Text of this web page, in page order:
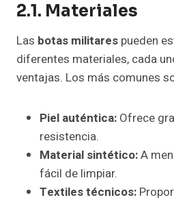
2.1. Materiales
Las botas militares pueden
diferentes materiales, cada
ventajas. Los más comunes
Piel auténtica: Ofrece
resistencia.
Material sintético:A
fácil de limpiar.
Textiles técnicos: